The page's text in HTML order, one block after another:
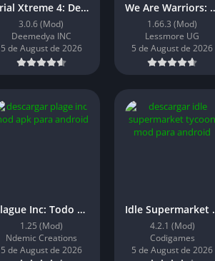
Trial Xtreme 4: Desbloqueado
3.0.6 (Mod)
Deemedya INC
5 de August de 2026
We Are
1.66.3 (Mod)
Lessmore UG
5 de August de 2026
Plague Inc: Todo Desbloqueado
1.25 (Mod)
Ndemic Creations
5 de August de 2026
Idle
4.2.1 (Mod)
Codigames
5 de August de 2026